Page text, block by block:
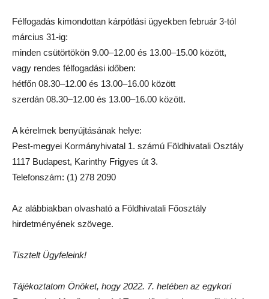
Félfogadás kimondottan kárpótlási ügyekben február 3-tól
március 31-ig:
minden csütörtökön 9.00–12.00 és 13.00–15.00 között,
vagy rendes félfogadási időben:
hétfőn 08.30–12.00 és 13.00–16.00 között
szerdán 08.30–12.00 és 13.00–16.00 között.
A kérelmek benyújtásának helye:
Pest-megyei Kormányhivatal 1. számú Földhivatali Osztály
1117 Budapest, Karinthy Frigyes út 3.
Telefonszám: (1) 278 2090
Az alábbiakban olvasható a Földhivatali Főosztály
hirdetményének szövege.
Tisztelt Ügyfeleink!
Tájékoztatom Önöket, hogy 2022. 7. hetében az egykori